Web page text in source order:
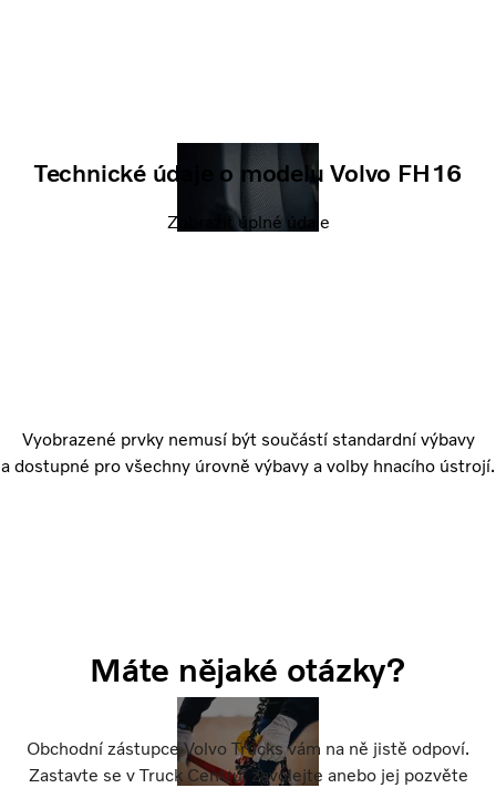
Technické údaje o modelu Volvo FH16
Zobrazit úplné údaje
Vyobrazené prvky nemusí být součástí standardní výbavy
a dostupné pro všechny úrovně výbavy a volby hnacího ústrojí.
Máte nějaké otázky?
Obchodní zástupce Volvo Trucks vám na ně jistě odpoví.
Zastavte se v Truck Centru, zavolejte anebo jej pozvěte